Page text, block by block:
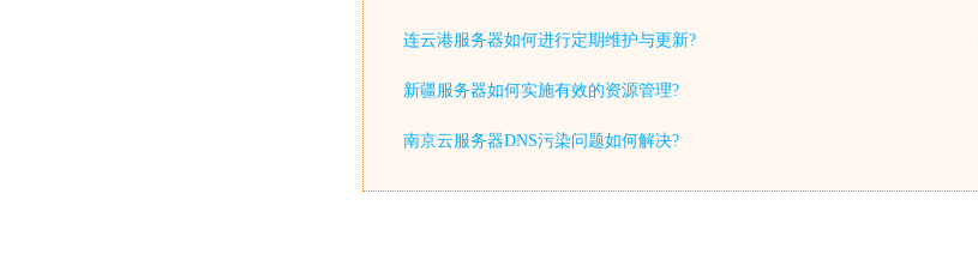
连云港服务器如何进行定期维护与更新?
新疆服务器如何实施有效的资源管理?
南京云服务器DNS污染问题如何解决?